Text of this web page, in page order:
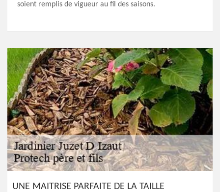
soient remplis de vigueur au fil des saisons.
UNE MAITRISE PARFAITE DE LA TAILLE